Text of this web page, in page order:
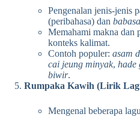
Pengenalan jenis-jenis
(peribahasa) dan
Memahami makna dan
konteks kalimat.
Contoh populer: asam
cai jeung minyak, hade
biwir.
Rumpaka Kawih (Lirik
Mengenal beberapa